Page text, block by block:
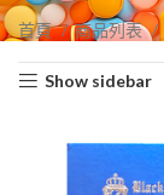
首頁 商品列表
Show sidebar